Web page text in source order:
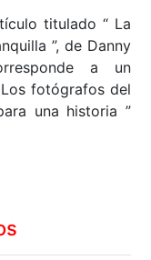
titulado “ La
”, de Danny
a un
fotógrafos del
una historia ”